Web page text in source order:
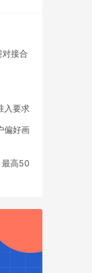
接合
入要求
偏好画
最高50